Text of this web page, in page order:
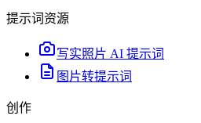
提示词资源
写实照片 AI 提示词
图片转提示词
创作